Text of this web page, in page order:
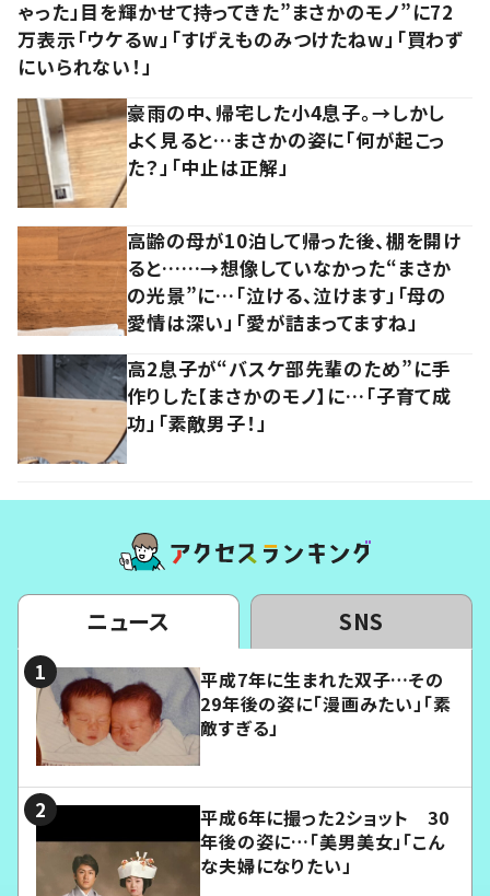
ゃった」目を輝かせて持ってきた”まさかのモノ”に72
万表示「ウケるw」「すげえものみつけたねw」「買わず
にいられない！」
豪雨の中、帰宅した小4息子。→しかし
よく見ると…まさかの姿に「何が起こっ
た？」「中止は正解」
高齢の母が10泊して帰った後、棚を開け
ると……→想像していなかった“まさか
の光景”に…「泣ける、泣けます」「母の
愛情は深い」「愛が詰まってますね」
高2息子が“バスケ部先輩のため”に手
作りした【まさかのモノ】に…「子育て成
功」「素敵男子！」
ニュース SNS
平成7年に生まれた双子…その
29年後の姿に「漫画みたい」「素
敵すぎる」
平成6年に撮った2ショット 30
年後の姿に…「美男美女」「こん
な夫婦になりたい」